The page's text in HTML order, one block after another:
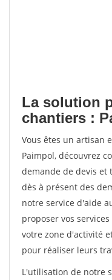
La solution
chantiers :
Vous êtes un artisan
Paimpol, découvrez
demande de devis et
dès à présent des
notre service d'aide
proposer vos
votre zone d'activité
pour réaliser leurs
L'utilisation de notre